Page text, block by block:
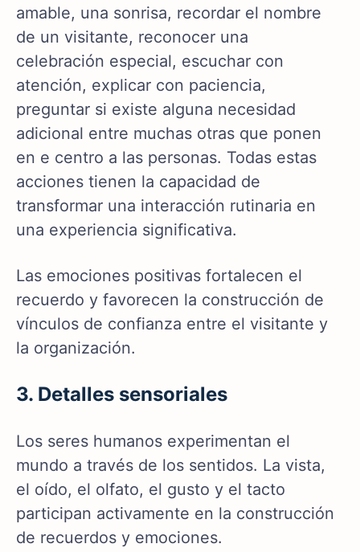
amable, una sonrisa, recordar el nombre
de un visitante, reconocer una
celebración especial, escuchar con
atención, explicar con paciencia,
preguntar si existe alguna necesidad
adicional entre muchas otras que ponen
en e centro a las personas. Todas estas
acciones tienen la capacidad de
transformar una interacción rutinaria en
una experiencia significativa.
Las emociones positivas fortalecen el
recuerdo y favorecen la construcción de
vínculos de confianza entre el visitante y
la organización.
3. Detalles sensoriales
Los seres humanos experimentan el
mundo a través de los sentidos. La vista,
el oído, el olfato, el gusto y el tacto
participan activamente en la construcción
de recuerdos y emociones.